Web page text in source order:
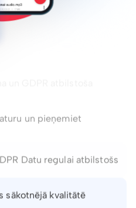
Datu regulai atbilstošs
sākotnējā kvalitātē
un derīguma termiņa